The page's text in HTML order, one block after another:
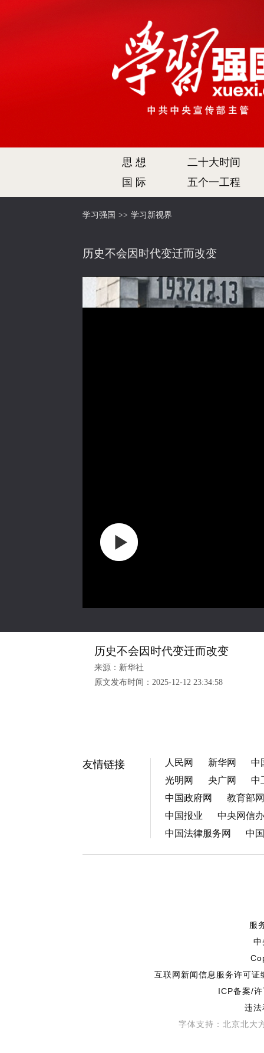
思 想
二十大时间
国 际
五个一工程
学习强国 >> 学习新视界
历史不会因时代变迁而改变
历史不会因时代变迁而改变
来源：新华社
原文发布时间： 2025-12-12 23:34:58
友情链接 人民网 新华网
中
光明网
央广网
中
中国政府网
教育部
中国报业
中央网信
中国法律服务网
中
服
中
互联网新闻信息服务许可
ICP备案/
违法
字体支持：北京北